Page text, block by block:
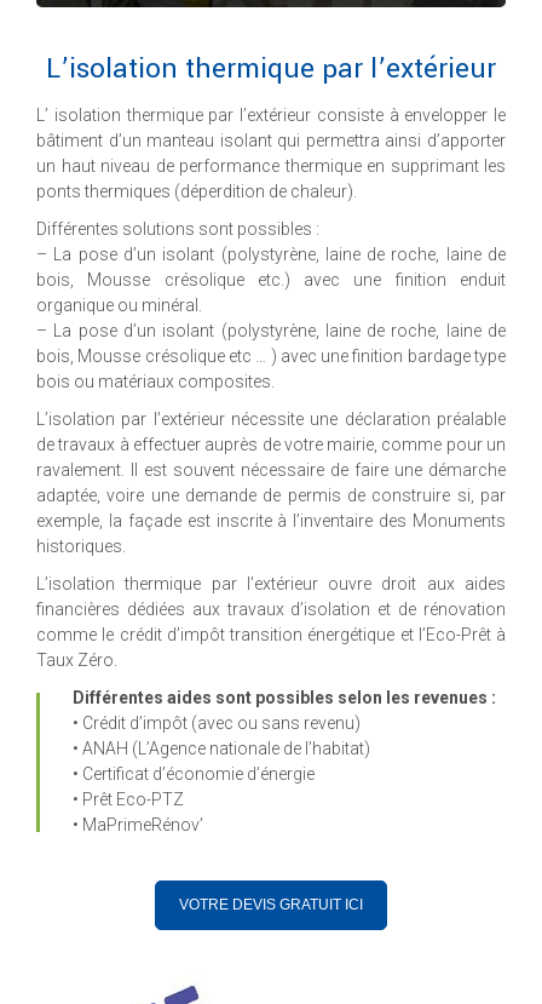
L’isolation thermique par l’extérieur
L’ isolation thermique par l’extérieur consiste à envelopper le
bâtiment d’un manteau isolant qui permettra ainsi d’apporter
un haut niveau de performance thermique en supprimant les
ponts thermiques (déperdition de chaleur).
Différentes solutions sont possibles :
– La pose d’un isolant (polystyrène, laine de roche, laine de
bois, Mousse crésolique etc.) avec une finition enduit
organique ou minéral.
– La pose d’un isolant (polystyrène, laine de roche, laine de
bois, Mousse crésolique etc … ) avec une finition bardage type
bois ou matériaux composites.
L’isolation par l’extérieur nécessite une déclaration préalable
de travaux à effectuer auprès de votre mairie, comme pour un
ravalement. Il est souvent nécessaire de faire une démarche
adaptée, voire une demande de permis de construire si, par
exemple, la façade est inscrite à l’inventaire des Monuments
historiques.
L’isolation thermique par l’extérieur ouvre droit aux aides
financières dédiées aux travaux d’isolation et de rénovation
comme le crédit d’impôt transition énergétique et l’Eco-Prêt à
Taux Zéro.
Différentes aides sont possibles selon les revenues :
• Crédit d’impôt (avec ou sans revenu)
• ANAH (L’Agence nationale de l’habitat)
• Certificat d’économie d’énergie
• Prêt Eco-PTZ
• MaPrimeRénov’
VOTRE DEVIS GRATUIT ICI